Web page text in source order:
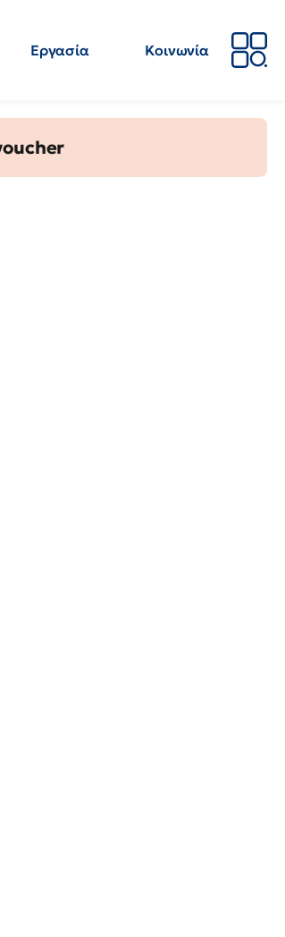
Εργασία
Κοινωνία